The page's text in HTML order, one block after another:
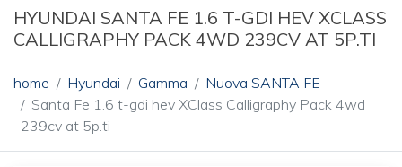
HYUNDAI SANTA FE 1.6 T-GDI HEV XCLASS
CALLIGRAPHY PACK 4WD 239CV AT 5P.TI
home Hyundai Gamma
Nuova SANTA FE
Santa Fe 1.6 t-gdi hev XClass Calligraphy Pack 4wd
239cv at 5p.ti